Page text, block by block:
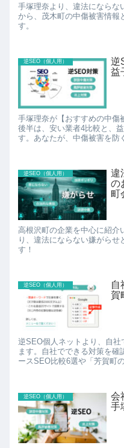
手塚理奈より、違法にならな
から、茂木町の中傷被害情報
す。
逆SEO（個人用）
逆
益
手塚理奈が【おすすめの中傷
後半は、安い業者4比較と、
す。あなたが、中傷被害を防
逆SEO（個人用）
違
の
町
高根沢町の企業を中心に紹介
り、違法にならない嫌がらせ
す！
逆SEO（個人用）
自
賀
逆SEO個人ネットより、自
ます。自社でできる対策を
ースSEO比較6選や「芳賀町
逆SEO（個人用）
会
手